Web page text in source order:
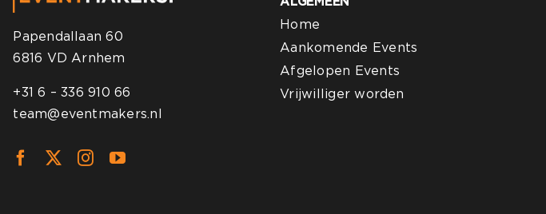
Papendallaan 60
6816 VD Arnhem
+31 6 – 336 910 66
team@eventmakers.nl
Home
Aankomende Events
Afgelopen Events
Vrijwilliger worden